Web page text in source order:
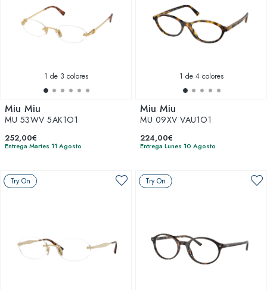
1 de 3 colores
Miu Miu
MU 53WV 5AK1O1
252,00€
Entrega Martes 11 Agosto
1 de 4 colores
Miu Miu
MU 09XV VAU1O1
224,00€
Entrega Lunes 10 Agosto
Try On Try On